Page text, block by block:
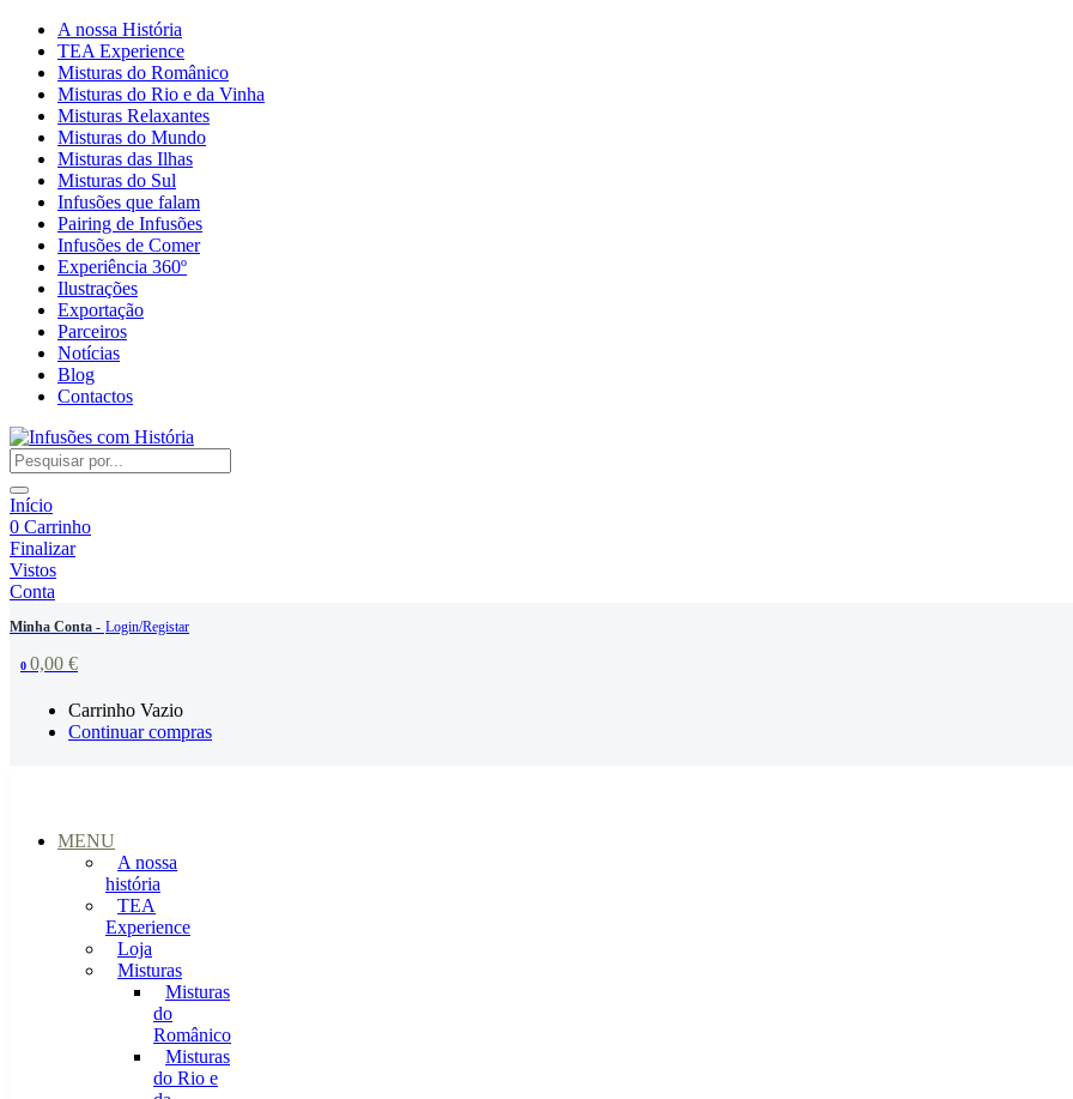
A nossa História
TEA Experience
Misturas do Românico
Misturas do Rio e da Vinha
Misturas Relaxantes
Misturas do Mundo
Misturas das Ilhas
Misturas do Sul
Infusões que falam
Pairing de Infusões
Infusões de Comer
Experiência 360º
Ilustrações
Exportação
Parceiros
Notícias
Blog
Contactos
Início
0 Carrinho
Finalizar
Vistos
Conta
Minha Conta - Login/Registar
0 0,00 €
Carrinho Vazio
Continuar compras
MENU
A nossa
história
TEA
Experience
Loja
Misturas
Misturas
do
Românico
Misturas
do Rio e